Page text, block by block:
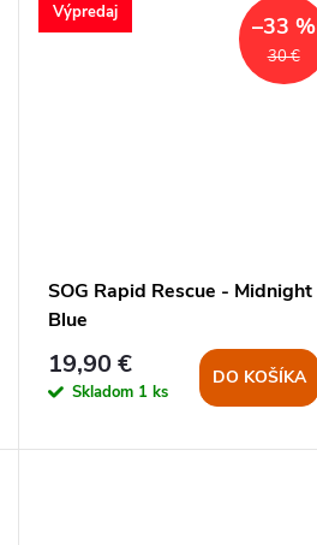
Výpredaj
30 €
–33 %
SOG Rapid Rescue - Midnight
Blue
19,90 €
Skladom 1 ks
DO KOŠÍKA